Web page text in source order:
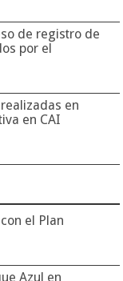
de registro de
por el
en
en CAI
el Plan
Azul en